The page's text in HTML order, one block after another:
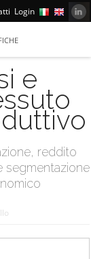
Login
e
reddito
segmentazione